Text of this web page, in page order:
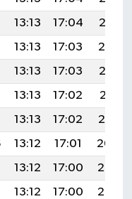
13:13 17:04
20:15
13:13 17:03
20:14
13:13 17:03
20:13
13:13 17:02
20:11
13:13 17:02
20:10
13:12 17:01
20:09
13:12 17:00
20:07
13:12 17:00
20:06